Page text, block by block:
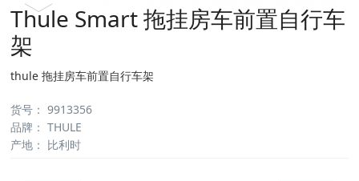
Thule Smart 拖挂房车前置自行车
架
thule 拖挂房车前置自行车架
货号 ： 9913356
品牌 ： THULE
产地 ： 比利时